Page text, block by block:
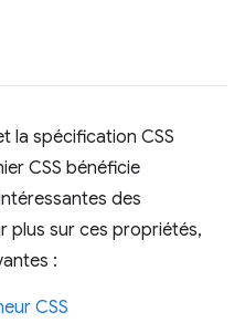
la spécification CSS
CSS bénéficie
des
plus sur ces propriétés,
:
CSS